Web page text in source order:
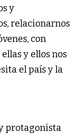
y
relacionarnos
con
y ellos nos
el país y la
protagonista